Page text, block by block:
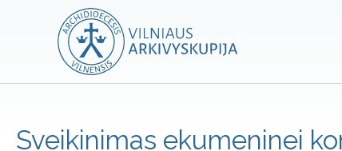
Sveikinimas ekumeninei